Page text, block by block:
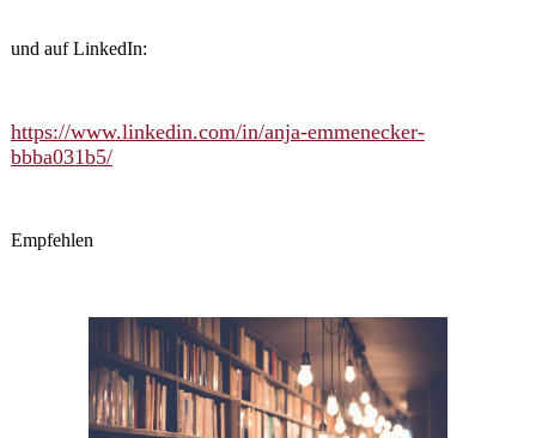
und auf LinkedIn:
https://www.linkedin.com/in/anja-emmenecker-
bbba031b5/
Empfehlen